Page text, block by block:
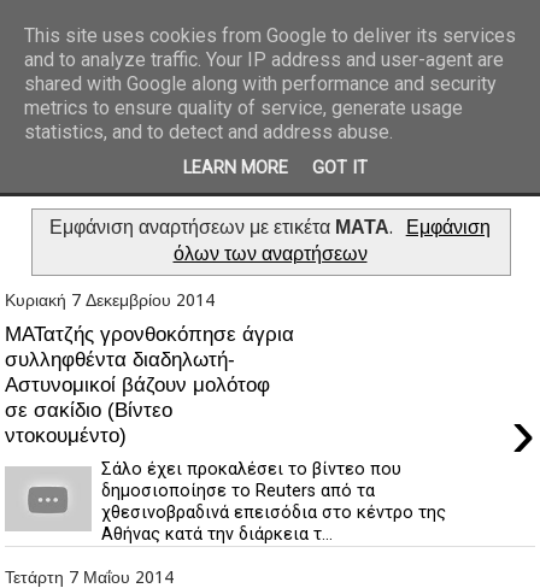
REPORTAZ NET
Εμφάνιση αναρτήσεων με ετικέτα ΜΑΤΑ.
Εμφάνιση
όλων των αναρτήσεων
Κυριακή 7 Δεκεμβρίου 2014
ΜΑΤατζής γρονθοκόπησε άγρια
συλληφθέντα διαδηλωτή-
Αστυνομικοί βάζουν μολότοφ
σε σακίδιο (Βίντεο
ντοκουμέντο)
›
Σάλο έχει προκαλέσει το βίντεο που
δημοσιοποίησε το Reuters από τα
χθεσινοβραδινά επεισόδια στο κέντρο της
Αθήνας κατά την διάρκεια τ...
Τετάρτη 7 Μαΐου 2014
This site uses cookies from Google to deliver its services
and to analyze traffic. Your IP address and user-agent are
shared with Google along with performance and security
metrics to ensure quality of service, generate usage
statistics, and to detect and address abuse.
LEARN MORE GOT IT